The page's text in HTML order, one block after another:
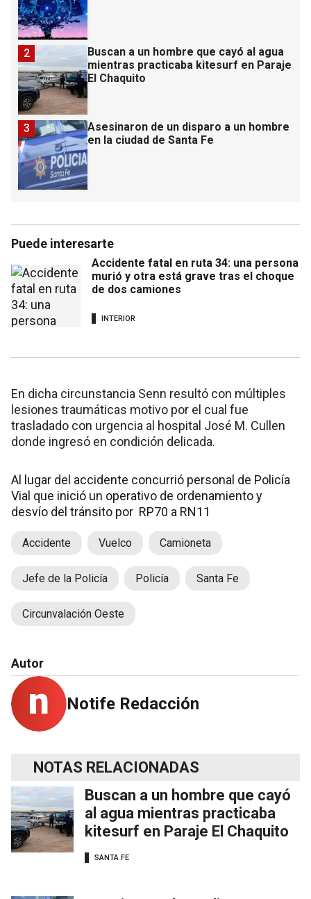
Buscan a un hombre que cayó al agua
mientras practicaba kitesurf en Paraje
El Chaquito
2
Asesinaron de un disparo a un hombre
en la ciudad de Santa Fe
3
Puede interesarte
Accidente fatal en ruta 34: una persona
murió y otra está grave tras el choque
de dos camiones
INTERIOR
En dicha circunstancia Senn resultó con múltiples
lesiones traumáticas motivo por el cual fue
trasladado con urgencia al hospital José M. Cullen
donde ingresó en condición delicada.
Al lugar del accidente concurrió personal de Policía
Vial que inició un operativo de ordenamiento y
desvío del tránsito por RP70 a RN11
Accidente Vuelco Camioneta
Jefe de la Policía Policía Santa Fe
Circunvalación Oeste
Autor
Notife Redacción
NOTAS RELACIONADAS
Buscan a un hombre que cayó
al agua mientras practicaba
kitesurf en Paraje El Chaquito
SANTA FE